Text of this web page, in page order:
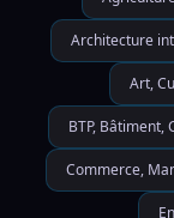
Architecture
Art,
BTP, Bâtiment,
Commerce,